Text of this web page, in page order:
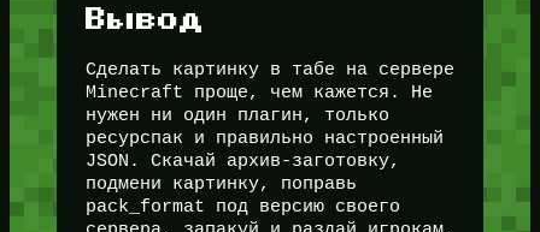
Вывод
Сделать картинку в табе на сервере
Minecraft проще, чем кажется. Не
нужен ни один плагин, только
ресурспак и правильно настроенный
JSON. Скачай архив-заготовку,
подмени картинку, поправь
pack_format под версию своего